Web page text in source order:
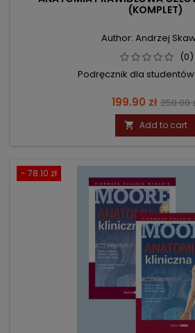
(KOMPLET)
Author: Andrzej
(0)
Podręcznik dla
Price
199.90 zł
price
258.00
 Add to cart
- 78.10 zł